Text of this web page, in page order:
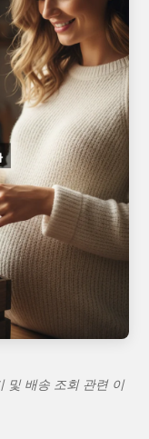
및 배송 조회 관련 이